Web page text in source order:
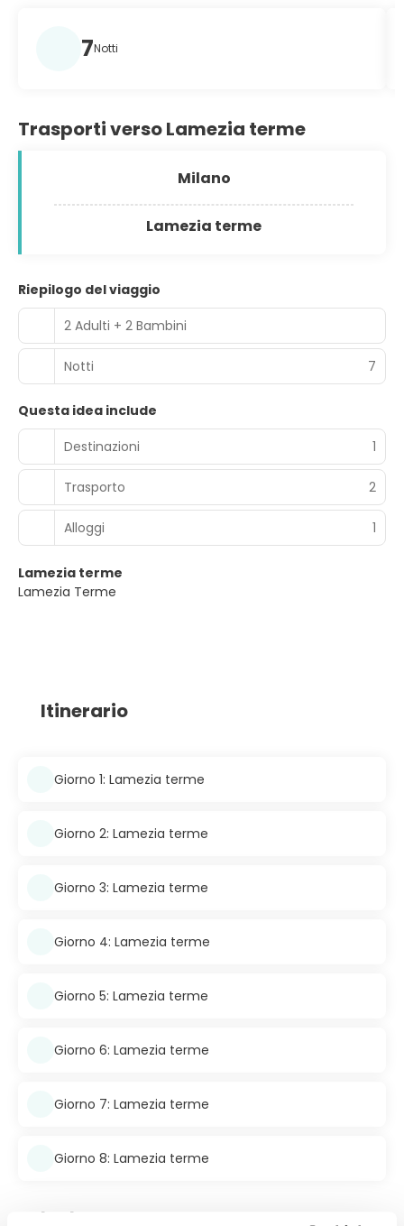
7Notti
Trasporti verso Lamezia terme
Milano
Lamezia terme
Riepilogo del viaggio
2 Adulti + 2 Bambini
Notti 7
Questa idea include
Destinazioni
1
Trasporto 2
Alloggi 1
Lamezia terme
Lamezia Terme
Itinerario
Giorno 1: Lamezia terme
Giorno 2: Lamezia terme
Giorno 3: Lamezia terme
Giorno 4: Lamezia terme
Giorno 5: Lamezia terme
Giorno 6: Lamezia terme
Giorno 7: Lamezia terme
Giorno 8: Lamezia terme
Incluso